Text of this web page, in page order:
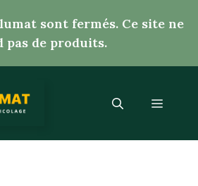
sont fermés. Ce site ne
pas de produits.
Menu